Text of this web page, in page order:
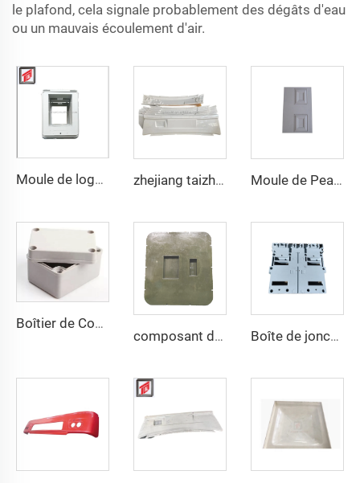
le plafond, cela signale probablement des dégâts d'eau
ou un mauvais écoulement d'air.
Moule de logement inférieur par compression SMC zhejiang taizhou SMC BMC presse à compression matrices progressives Matricage outillage pour outillage de pièces automobiles Moule de Peau de Porte TQ Fabricant de Moules Chine Taizhou Moulage par Compression SMC/BMC
Boîtier de Commutateur Électronique Boîte de Jonction Électrique Boîte de Mould SMC BMC Taizhou Town
composant de protection PE de l'armure composite couvercle smc moule à plaque plastique moule de compression ville des moules Taizhou
Boîte de jonction avec couvercle moule en SMC Moule de compression Boîte d'interrupteur Fabrique de moules Huangyan TQ